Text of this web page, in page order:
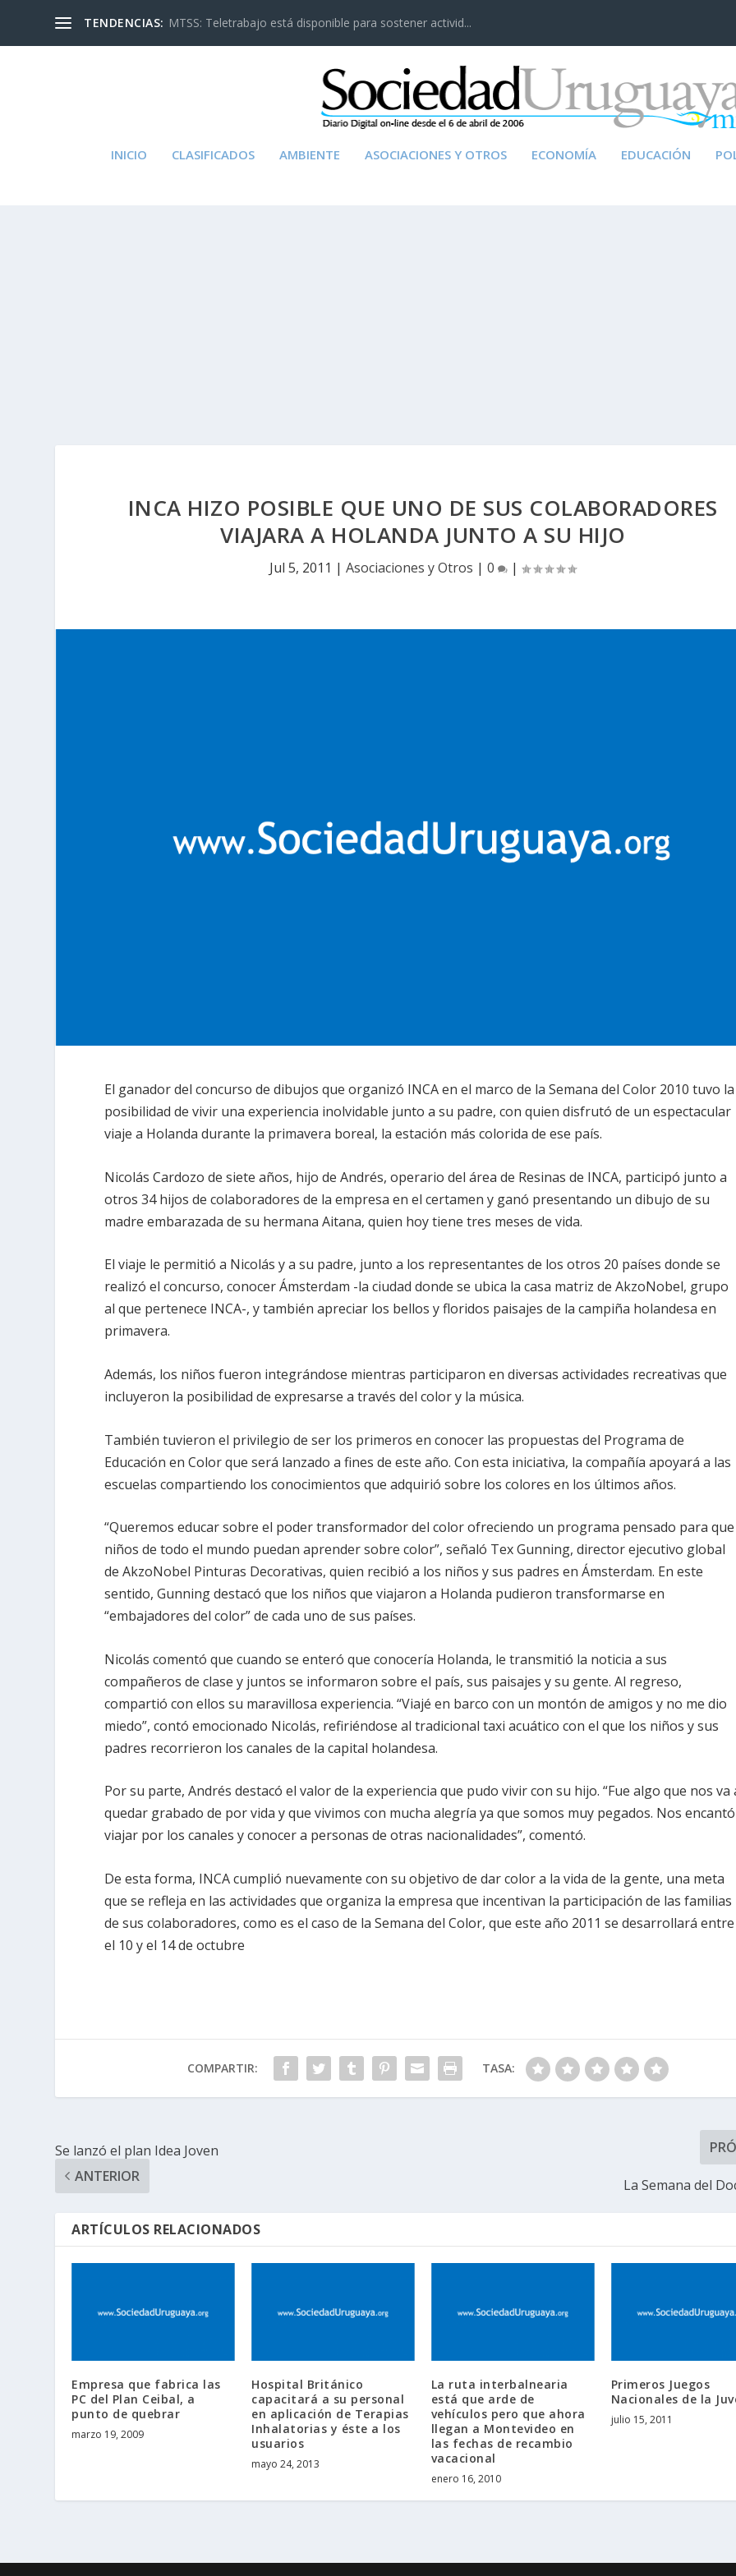
TENDENCIAS: MTSS: Teletrabajo está disponible para sostener activid...
INICIO CLASIFICADOS AMBIENTE ASOCIACIONES Y OTROS ECONOMÍA EDUCACIÓN
INCA HIZO POSIBLE QUE UNO DE SUS COLABORADORES
VIAJARA A HOLANDA JUNTO A SU HIJO
Jul 5, 2011 |Asociaciones y Otros |0 |
El ganador del concurso de dibujos que organizó INCA en el marco de la Semana del Color 2010 tuvo la
posibilidad de vivir una experiencia inolvidable junto a su padre, con quien disfrutó de un espectacular
viaje a Holanda durante la primavera boreal, la estación más colorida de ese país.
Nicolás Cardozo de siete años, hijo de Andrés, operario del área de Resinas de INCA, participó junto a
otros 34 hijos de colaboradores de la empresa en el certamen y ganó presentando un dibujo de su
madre embarazada de su hermana Aitana, quien hoy tiene tres meses de vida.
El viaje le permitió a Nicolás y a su padre, junto a los representantes de los otros 20 países donde se
realizó el concurso, conocer Ámsterdam -la ciudad donde se ubica la casa matriz de AkzoNobel, grupo
al que pertenece INCA-, y también apreciar los bellos y floridos paisajes de la campiña holandesa en
primavera.
Además, los niños fueron integrándose mientras participaron en diversas actividades recreativas que
incluyeron la posibilidad de expresarse a través del color y la música.
También tuvieron el privilegio de ser los primeros en conocer las propuestas del Programa de
Educación en Color que será lanzado a fines de este año. Con esta iniciativa, la compañía apoyará a las
escuelas compartiendo los conocimientos que adquirió sobre los colores en los últimos años.
“Queremos educar sobre el poder transformador del color ofreciendo un programa pensado para que
niños de todo el mundo puedan aprender sobre color”, señaló Tex Gunning, director ejecutivo global
de AkzoNobel Pinturas Decorativas, quien recibió a los niños y sus padres en Ámsterdam. En este
sentido, Gunning destacó que los niños que viajaron a Holanda pudieron transformarse en
“embajadores del color” de cada uno de sus países.
Nicolás comentó que cuando se enteró que conocería Holanda, le transmitió la noticia a sus
compañeros de clase y juntos se informaron sobre el país, sus paisajes y su gente. Al regreso,
compartió con ellos su maravillosa experiencia. “Viajé en barco con un montón de amigos y no me dio
miedo”, contó emocionado Nicolás, refiriéndose al tradicional taxi acuático con el que los niños y sus
padres recorrieron los canales de la capital holandesa.
Por su parte, Andrés destacó el valor de la experiencia que pudo vivir con su hijo. “Fue algo que nos va
quedar grabado de por vida y que vivimos con mucha alegría ya que somos muy pegados. Nos encantó
viajar por los canales y conocer a personas de otras nacionalidades”, comentó.
De esta forma, INCA cumplió nuevamente con su objetivo de dar color a la vida de la gente, una meta
que se refleja en las actividades que organiza la empresa que incentivan la participación de las familias
de sus colaboradores, como es el caso de la Semana del Color, que este año 2011 se desarrollará entre
el 10 y el 14 de octubre
COMPARTIR: TASA:
Se lanzó el plan Idea Joven
ANTERIOR
La Semana del
ARTÍCULOS RELACIONADOS
Empresa que fabrica las
PC del Plan Ceibal, a
punto de quebrar
marzo 19, 2009
Hospital Británico
capacitará a su personal
en aplicación de Terapias
Inhalatorias y éste a los
usuarios
mayo 24, 2013
La ruta interbalnearia
está que arde de
vehículos pero que ahora
llegan a Montevideo en
las fechas de recambio
vacacional
enero 16, 2010
Primeros Juegos
Nacionales de la
julio 15, 2011